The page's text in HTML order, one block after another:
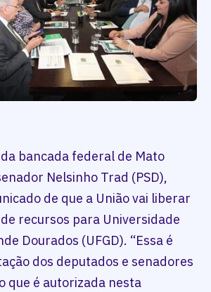
bancada federal de Mato
Nelsinho Trad (PSD),
de que a União vai liberar
recursos para Universidade
Dourados (UFGD). “Essa é
dos deputados e senadores
que é autorizada nesta